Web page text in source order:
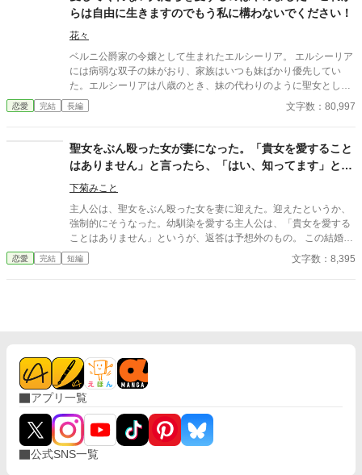
断転載を禁止します。 ※朗読動画の無断配信も禁止します 「Cop
yright（C）2023-まほりろ／若松咲良」 某小説サイトに投稿し
た掌編八作品をこちらに転載しました。 【収録作品】 ①「今まで
お世話になりました旦那様もお元気で〜ポーカーフェイスの似合
う天才貴公子と称された公爵は、妻の残していった離婚受理証明
書を握りしめ涙と鼻水を垂らす」 ②「何をされてもやり返せない
臆病な公爵令嬢は、王太子に竜の生贄にされ壊れる。能ある鷹と
天才美少女は爪を隠す」 ③「運命的な出会いからの即日プロポー
星座占いを見る為だけにある訳ではない」 ⑤「『お姉様はズル
い！』が口癖の双子の弟が現世の婚約者！ 前世では弟を立てる
他人なので天才として実力を充分に発揮したいと思います！」 ⑥
「婚約破棄をしたいと彼は言った。契約書とおふだにご用心」 ⑦
「伯爵家に半世紀仕えた老メイドは伯爵親子の罠にハマり無一文
で追放される。老メイドを助けたのはポーカーフェイスの美女で
した」 ⑧「お客様の中に褒め褒めの感想を書ける方はいらっしゃ
いませんか？ 天才美文感想書きVS普通の少女がえんぴつで書い
らは自由に生きますのでもう私に構わないでください！
花々
ベルニ公爵家の令嬢として生まれたエルシーリア。 エルシーリア
には病弱な双子の妹がおり、家族はいつも妹ばかり優先してい
た。エルシーリアは八歳のとき、妹の代わりのように聖女として
神殿に送られる。 それでも頑張っていればいつか愛してもらえる
と、聖女の仕事を頑張っていたエルシーリア。 十二歳になると、
は家族から蔑ろにされていたエルシーリアにも優しく、エルシー
リアはすっかり彼に依存するように。 しかし、それから五年が経
ち、エルシーリアが十七歳になったある日、エルシーリアは王子
と双子の妹が密会しているのを見てしまう。さらに、王家はエル
シーリアを利用するために王子の婚約者にしたということまで知
ってしまう。 何もかもがどうでもよくなったエルシーリアは、家
も神殿も王子も捨てて家出することを決意。しかし、エルシーリ
アより妹の方がいいと言っていたはずの王子がなぜか追ってき
恋愛 完結 長編 文字数：80,997
聖女をぶん殴った女が妻になった。「貴女を愛すること
はありません」と言ったら、「はい、知ってます」と言
われた。
下菊みこと
主人公は、聖女をぶん殴った女を妻に迎えた。迎えたというか、
強制的にそうなった。幼馴染を愛する主人公は、「貴女を愛する
ことはありません」というが、返答は予想外のもの。 この結婚の
先に、幸せはあるだろうか？ 小説家になろう様でも投稿していま
す。
恋愛 完結 短編 文字数：8,395
アプリ一覧
公式SNS一覧